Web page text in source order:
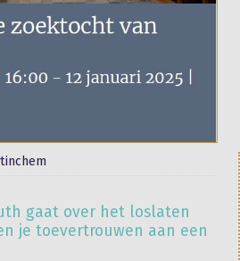
gaat over het loslaten
je toevertrouwen aan een